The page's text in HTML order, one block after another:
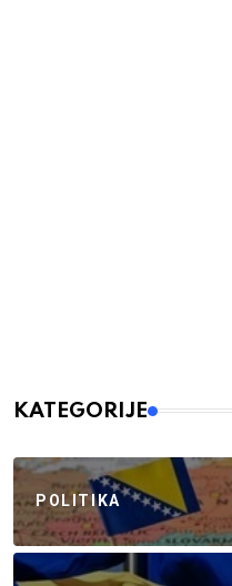
KATEGORIJE
POLITIKA